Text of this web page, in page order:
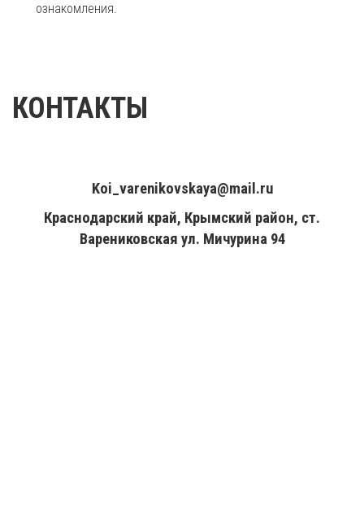
ознакомления.
КОНТАКТЫ
Koi_varenikovskaya@mail.ru
Краснодарский край, Крымский район, ст.
Варениковская ул. Мичурина 94